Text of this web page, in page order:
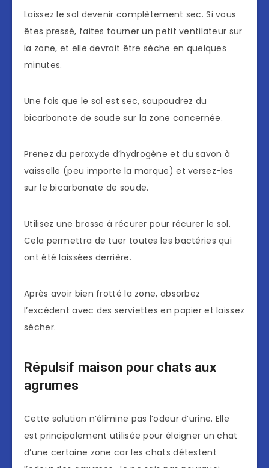
Laissez le sol devenir complètement sec. Si vous
êtes pressé, faites tourner un petit ventilateur sur
la zone, et elle devrait être sèche en quelques
minutes.
Une fois que le sol est sec, saupoudrez du
bicarbonate de soude sur la zone concernée.
Prenez du peroxyde d’hydrogène et du savon à
vaisselle (peu importe la marque) et versez-les
sur le bicarbonate de soude.
Utilisez une brosse à récurer pour récurer le sol.
Cela permettra de tuer toutes les bactéries qui
ont été laissées derrière.
Après avoir bien frotté la zone, absorbez
l’excédent avec des serviettes en papier et laissez
sécher.
Répulsif maison pour chats aux
agrumes
Cette solution n’élimine pas l’odeur d’urine. Elle
est principalement utilisée pour éloigner un chat
d’une certaine zone car les chats détestent